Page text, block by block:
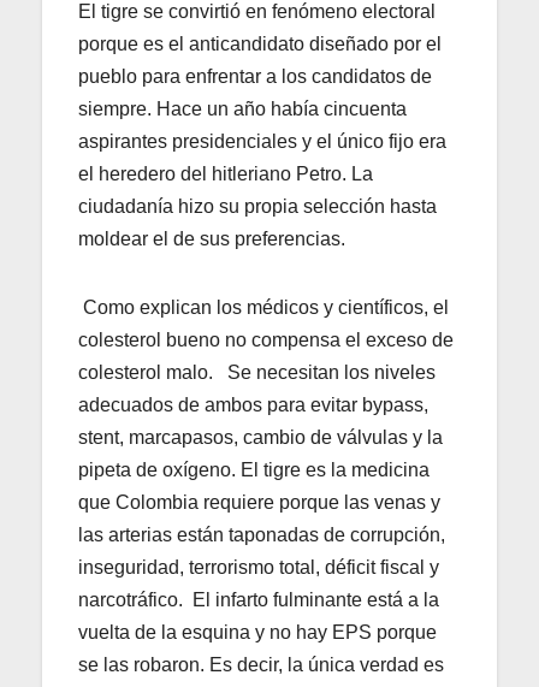
El tigre se convirtió en fenómeno electoral
porque es el anticandidato diseñado por el
pueblo para enfrentar a los candidatos de
siempre. Hace un año había cincuenta
aspirantes presidenciales y el único fijo era
el heredero del hitleriano Petro. La
ciudadanía hizo su propia selección hasta
moldear el de sus preferencias.
Como explican los médicos y científicos, el
colesterol bueno no compensa el exceso de
colesterol malo. Se necesitan los niveles
adecuados de ambos para evitar bypass,
stent, marcapasos, cambio de válvulas y la
pipeta de oxígeno. El tigre es la medicina
que Colombia requiere porque las venas y
las arterias están taponadas de corrupción,
inseguridad, terrorismo total, déficit fiscal y
narcotráfico. El infarto fulminante está a la
vuelta de la esquina y no hay EPS porque
se las robaron. Es decir, la única verdad es